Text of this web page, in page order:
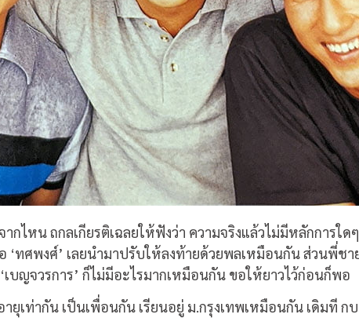
กไหน ถกลเกียรติเฉลยให้ฟังว่า ความจริงแล้วไม่มีหลักการใ
ทศพงศ์’ เลยนำมาปรับให้ลงท้ายด้วยพลเหมือนกัน ส่วนพี่ชา
บญจวรการ’ ก็ไม่มีอะไรมากเหมือนกัน ขอให้ยาวไว้ก่อนก็พอ
เท่ากัน เป็นเพื่อนกัน เรียนอยู่ ม.กรุงเทพเหมือนกัน เดิมที กบ